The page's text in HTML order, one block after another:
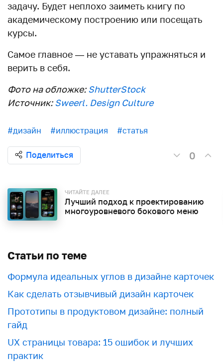
задачу. Будет неплохо заиметь книгу по
академическому построению или посещать
курсы.
Самое главное — не уставать упражняться и
верить в себя.
Фото на обложке:ShutterStock
Источник:Sweerl. Design Culture
#дизайн #иллюстрация #статья
Поделиться 0
ЧИТАЙТЕ ДАЛЕЕ
Лучший подход к проектированию
многоуровневого бокового меню
Статьи по теме
Формула идеальных углов в дизайне карточек
Как сделать отзывчивый дизайн карточек
Прототипы в продуктовом дизайне: полный
гайд
UX страницы товара: 15 ошибок и лучших
практик